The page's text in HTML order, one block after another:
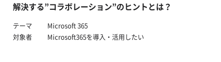
解決する”コラボレーション”のヒントとは？
テーマ
Microsoft 365
対象者
Microsoft365を導入・活用したい